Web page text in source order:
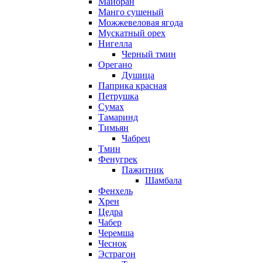
Манго сушеный
Можжевеловая ягода
Мускатный орех
Нигелла
Черный тмин
Орегано
Душица
Паприка красная
Петрушка
Сумах
Тамаринд
Тимьян
Чабрец
Тмин
Фенугрек
Пажитник
Шамбала
Фенхель
Хрен
Цедра
Чабер
Черемша
Чеснок
Эстрагон